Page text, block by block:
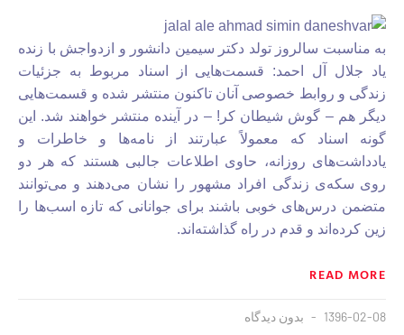
به مناسبت سالروز تولد دکتر سیمین دانشور و ازدواجش با زنده
یاد جلال آل احمد: قسمت‌هایی از اسناد مربوط به جزئیات
زندگی و روابط خصوصی آنان تاکنون منتشر شده و قسمت‌هایی
دیگر هم – گوش شیطان کر! – در آینده منتشر خواهند شد. این
گونه اسناد که معمولاً عبارتند از نامه‌ها و خاطرات و
یادداشت‌های روزانه، حاوی اطلاعات جالبی هستند که هر دو
روی سکه‌ی زندگی افراد مشهور را نشان می‌دهند و می‌توانند
متضمن درس‌های خوبی باشند برای جوانانی که تازه اسب‌ها را
زین کرده‌اند و قدم در راه گذاشته‌اند.
READ MORE
1396-02-08 بدون دیدگاه